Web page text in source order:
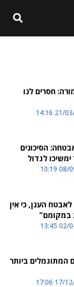
חסרים לנו
21/03/
הסיכונים
לגדול
08/09/
לאבטח הענן, כי אין
במקומם"
02/04/
המתוגמלים ביותר
17/12/